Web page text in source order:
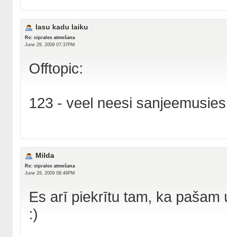
lasu kadu laiku
Re: cipralex atmešana
June 29, 2009 07:37PM
Offtopic:
123 - veel neesi
Milda
Re: cipralex atmešana
June 29, 2009 08:49PM
Es arī piekrītu tam, ka
:)